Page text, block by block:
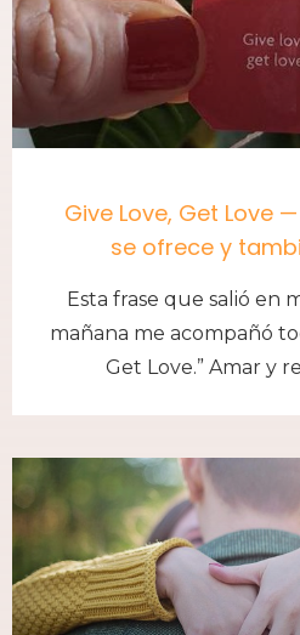
Give Love, Get Love
se ofrece y
Esta frase que salió en
mañana me acompañó
Get Love.” Amar y